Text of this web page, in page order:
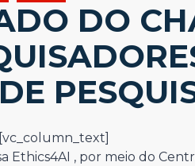
DO
Ethics4AI , por meio do